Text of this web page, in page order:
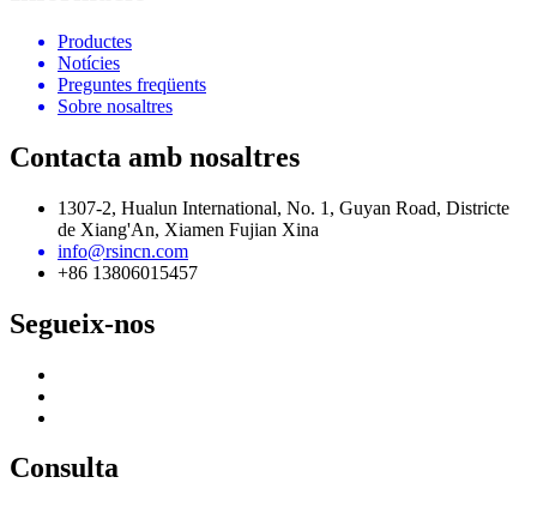
Productes
Notícies
Preguntes freqüents
Sobre nosaltres
Contacta amb nosaltres
1307-2, Hualun International, No. 1, Guyan Road, Districte
de Xiang'An, Xiamen Fujian Xina
info@rsincn.com
+86 13806015457
Segueix-nos
Consulta